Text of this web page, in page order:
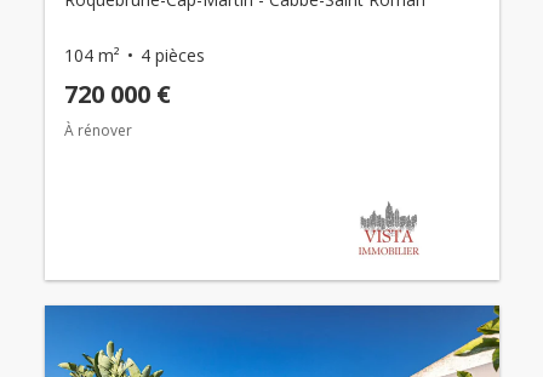
104 m² 4 pièces
720 000 €
À rénover